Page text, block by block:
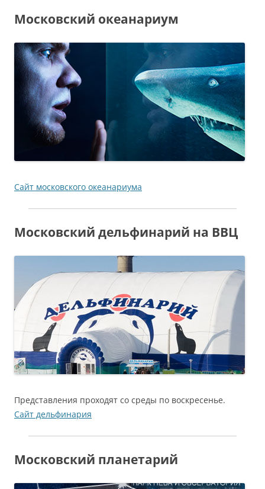
Московский океанариум
Сайт московского океанариума
Московский дельфинарий на ВВЦ
Представления проходят со среды по воскресенье.
Сайт дельфинария
Московский планетарий